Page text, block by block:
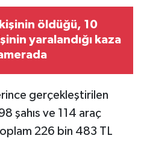
öldüğü, 10
yaralandığı kaza
gerçekleştirilen
şahıs ve 114 araç
226 bin 483 TL